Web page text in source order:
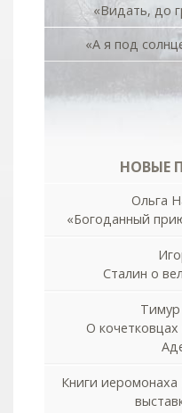
«Видать, до
«А я под
НОВЫЕ
Ольга
«Богоданный
Сталин о
О
Книги